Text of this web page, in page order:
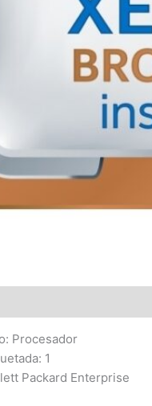
Procesador
1
Packard Enterprise